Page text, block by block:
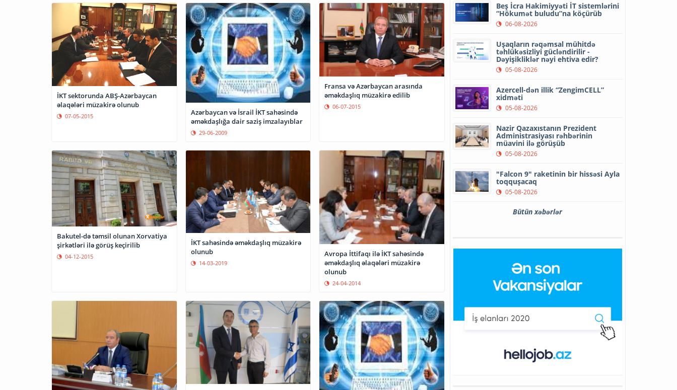
İKT sektorunda ABŞ-Azərbaycan
əlaqələri müzakirə olunub
07-05-2015
Azərbaycan və İsrail İKT sahəsində
əməkdaşlığa dair saziş imzalayıblar
29-06-2009
Fransa və Azərbaycan arasında
əməkdaşlıq müzakirə edilib
06-07-2015
Bakutel-də təmsil olunan Xorvatiya
şirkətləri ilə görüş keçirilib
04-12-2015
İKT sahəsində əməkdaşlıq müzakirə
olunub
14-03-2019
Avropa İttifaqı ilə İKT sahəsində
əməkdaşlıq əlaqələri müzakirə
olunub
24-04-2014
Beş İcra Hakimiyyəti İT sistemlərini
“Hökumət buludu”na köçürüb
06-08-2026
Uşaqların rəqəmsal mühitdə
təhlükəsizliyi gücləndirilir -
Dəyişikliklər nəyi ehtiva edir?
05-08-2026
Azercell-dən illik “ZengimCELL”
xidməti
05-08-2026
Nazir Qazaxıstanın Prezident
Administrasiyası rəhbərinin
müavini ilə görüşüb
05-08-2026
"Falcon 9" raketinin bir hissəsi Ayla
toqquşacaq
05-08-2026
Bütün xəbərlər